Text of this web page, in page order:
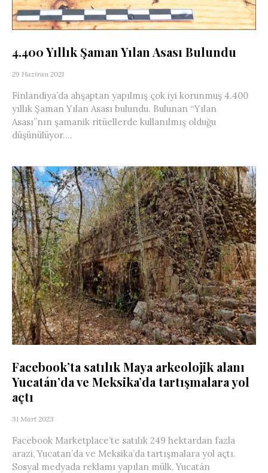
4.400 Yıllık Şaman Yılan Asası Bulundu
29 Haziran 2021
Finlandiya’da ahşaptan yapılmış çok iyi korunmuş 4.400
yıllık Şaman Yılan Asası bulundu. Bulunan “Yılan
Asası”nın şamanik ritüellerde kullanılmış olduğu
düşünülüyor....
Facebook’ta satılık Maya arkeolojik alanı
Yucatán’da ve Meksika’da tartışmalara yol
açtı
31 Mart 2023
Facebook Marketplace’te satılık 249 hektardan fazla
arazi, Yucatan’da ve Meksika’da tartışmalara yol açtı.
Sosyal medyada reklamı yapılan mülk, Yucatán